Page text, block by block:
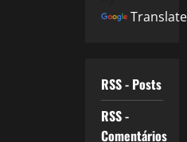
Translate
RSS - Posts
RSS -
Comentários